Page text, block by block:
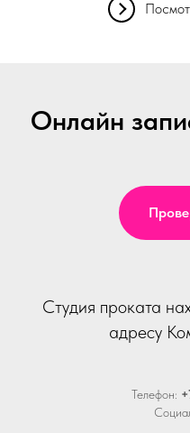
Онлайн
Студия проката
адресу
Телефон: